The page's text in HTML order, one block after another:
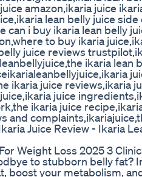
amazon,ikaria juice
lean belly juice
can i buy ikaria lean belly
to buy ikaria
juice reviews
ikaria lean
ikaria juice reviews,ikaria
juice
ikaria juice
and
Juice Review - Ikaria
Weight Loss 2025 3
to stubborn belly fat?
boost your metabolism,